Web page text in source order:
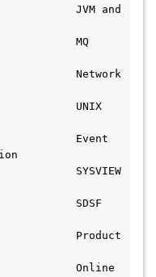
JVM and
MQ
Network
Event
SYSVIEW
SDSF
Product
Online